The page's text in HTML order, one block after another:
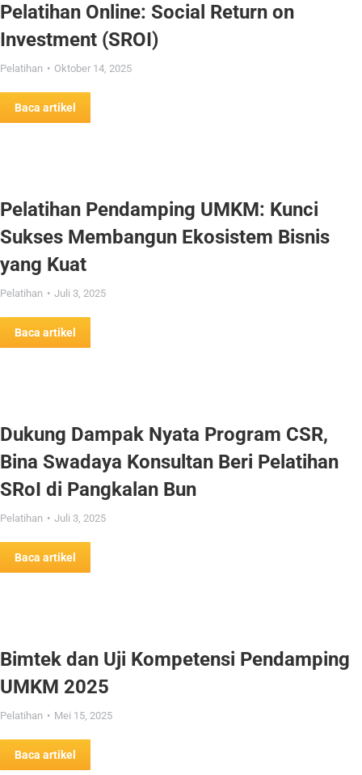
Pelatihan Online: Social Return on
Investment (SROI)
Pelatihan Oktober 14, 2025
Baca artikel
Pelatihan Pendamping UMKM: Kunci
Sukses Membangun Ekosistem Bisnis
yang Kuat
Pelatihan Juli 3, 2025
Baca artikel
Dukung Dampak Nyata Program CSR,
Bina Swadaya Konsultan Beri Pelatihan
SRoI di Pangkalan Bun
Pelatihan Juli 3, 2025
Baca artikel
Bimtek dan Uji Kompetensi Pendamping
UMKM 2025
Pelatihan Mei 15, 2025
Baca artikel